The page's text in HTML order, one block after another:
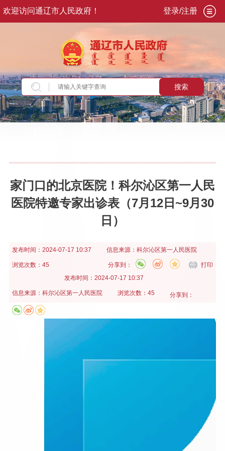
欢迎访问通辽市人民政府！ 登录/注册
搜索
当前位置：首页>政务公开>政府信息公开>法
位信息公开>卫生健康领域
家门口的北京医院！科尔沁区第一人民
医院特邀专家出诊表（7月12日~9月30
日）
发布时间： 2024-07-17 10:37 信息来源： 科尔沁区第一人民医院
浏览次数：45 打印
分享到：
发布时间： 2024-07-17 10:37
信息来源： 科尔沁区第一人民医院 浏览次数：45 分享到：